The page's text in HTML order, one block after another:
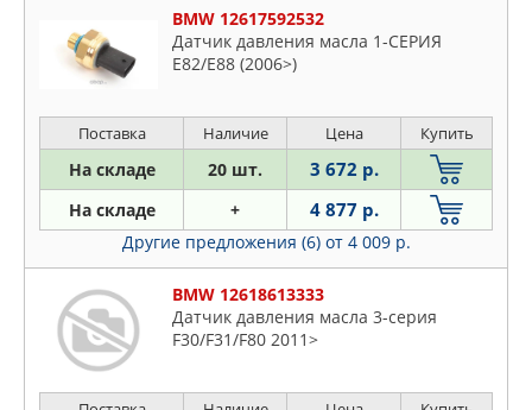
BMW 12617592532
Датчик давления масла 1-СЕРИЯ
E82/E88 (2006>)
Поставка Наличие Цена Купить
На складе 20 шт. 3 672 р.
На складе + 4 877 р.
Другие предложения (6) от 4 009 р.
BMW 12618613333
Датчик давления масла 3-серия
F30/F31/F80 2011>